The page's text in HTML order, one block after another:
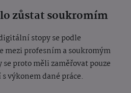
zůstat soukromím
stopy se podle
profesním a soukromým
proto měli zaměřovat pouze
výkonem dané práce.